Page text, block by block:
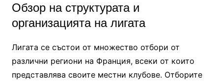
Обзор на структурата и
организацията на лигата
Лигата се състои от множество отбори от
различни региони на Франция, всеки от които
представлява своите местни клубове. Отборите